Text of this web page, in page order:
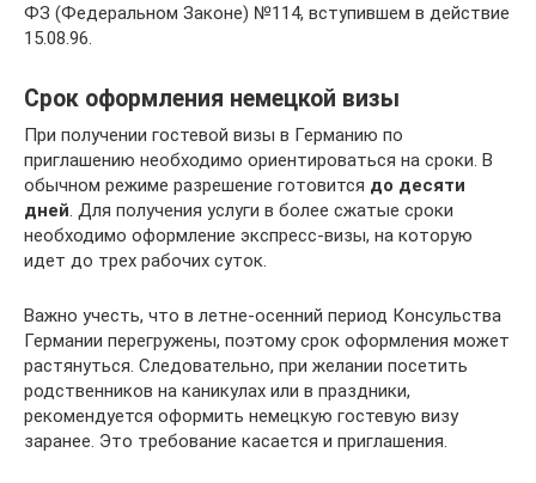
ФЗ (Федеральном Законе) №114, вступившем в действие
15.08.96.
Срок оформления немецкой визы
При получении гостевой визы в Германию по
приглашению необходимо ориентироваться на сроки. В
обычном режиме разрешение готовится до десяти
дней. Для получения услуги в более сжатые сроки
необходимо оформление экспресс-визы, на которую
идет до трех рабочих суток.
Важно учесть, что в летне-осенний период Консульства
Германии перегружены, поэтому срок оформления может
растянуться. Следовательно, при желании посетить
родственников на каникулах или в праздники,
рекомендуется оформить немецкую гостевую визу
заранее. Это требование касается и приглашения.